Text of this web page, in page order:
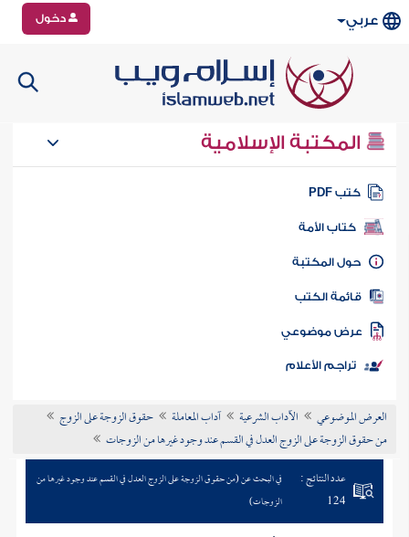
عربي دخول
المكتبة الإسلامية
كتب PDF
كتاب الأمة
المكتبة
الكتب
موضوعي
تراجم الأعلام
العرض الموضوعي الآداب الشرعية آداب المعاملة
حقوق الزوجة على الزوج
من حقوق الزوجة على الزوج العدل في القسم عند وجود غيرها من الزوجات
عدد النتائج :
124
في البحث عن (من حقوق الزوجة على الزوج العدل في القسم عند وجود غيرها من
الزوجات)